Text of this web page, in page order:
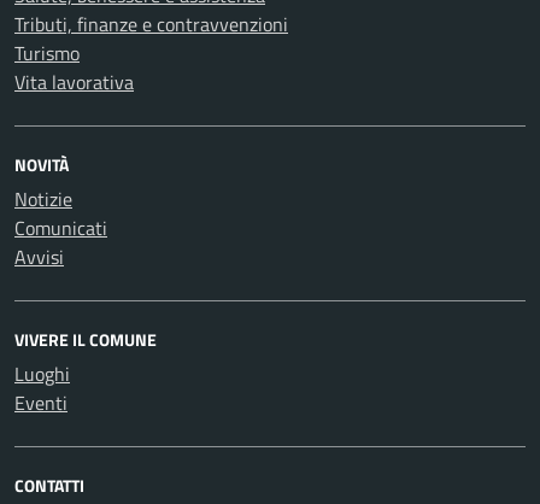
Tributi, finanze e contravvenzioni
Turismo
Vita lavorativa
NOVITÀ
Notizie
Comunicati
Avvisi
VIVERE IL COMUNE
Luoghi
Eventi
CONTATTI